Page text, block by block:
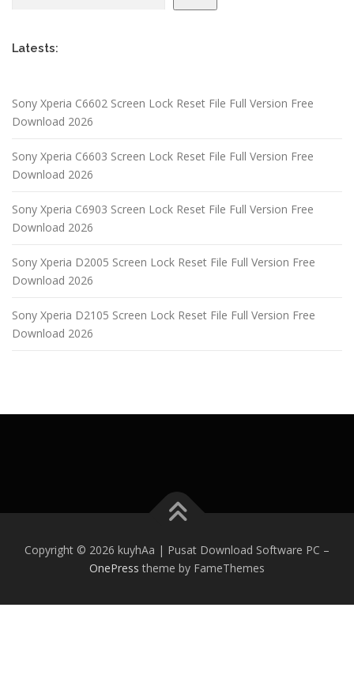
Latests:
Sony Xperia C6602 Screen Lock Reset File Full Version Free
Download 2026
Sony Xperia C6603 Screen Lock Reset File Full Version Free
Download 2026
Sony Xperia C6903 Screen Lock Reset File Full Version Free
Download 2026
Sony Xperia D2005 Screen Lock Reset File Full Version Free
Download 2026
Sony Xperia D2105 Screen Lock Reset File Full Version Free
Download 2026
Copyright © 2026 kuyhAa | Pusat Download Software PC –
OnePress theme by FameThemes